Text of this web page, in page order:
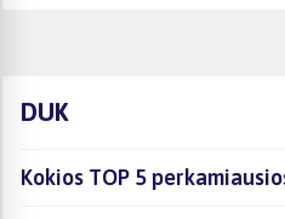
DUK
Kokios TOP 5